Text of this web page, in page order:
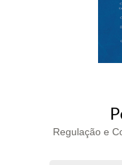
Regulação e